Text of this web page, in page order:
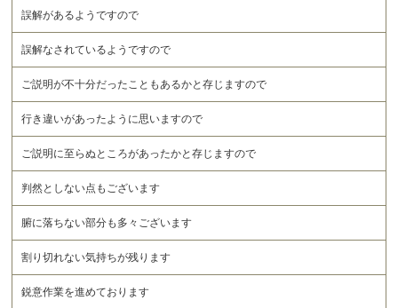
誤解があるようですので
誤解なされているようですので
ご説明が不十分だったこともあるかと存じますので
行き違いがあったように思いますので
ご説明に至らぬところがあったかと存じますので
判然としない点もございます
腑に落ちない部分も多々ございます
割り切れない気持ちが残ります
鋭意作業を進めております